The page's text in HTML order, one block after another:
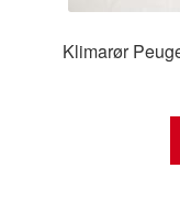
Klimarør